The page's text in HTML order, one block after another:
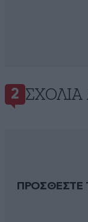
2
ΠΡΟΣΘΕΣΤΕ